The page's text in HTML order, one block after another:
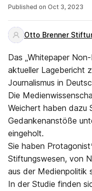
Medien,
Published on Oct 3, 2023
Otto Brenner
Das „Whitepaper
aktueller Lagebericht
Journalismus in
Die
Weichert haben dazu
Gedankenanstöße
eingeholt.
Sie haben
Stiftungswesen, von
aus der Medienpolitik
In der Studie finden